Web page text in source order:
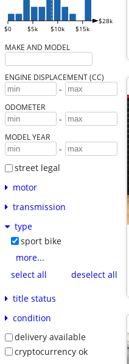
$0 $5k $10k $15k
$28k
MAKE AND MODEL
ENGINE DISPLACEMENT (CC)
-
ODOMETER
-
MODEL YEAR
-
street legal
motor
transmission
type
sport bike
more...
select all
deselect all
title status
condition
delivery available
cryptocurrency ok